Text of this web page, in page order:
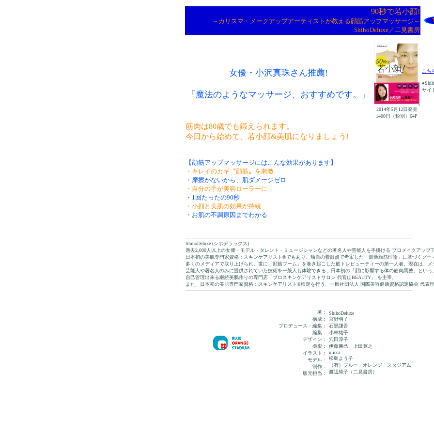
90秒で若小顔!
～カリスマ・メークアップアーティストが教える顔筋アップマッサージ～
ShihoDeluxe／二見書房
女優・小沢真珠さん推薦!
「魔法のようなマッサージ、おすすめです。」
2014年5月12日発売
1400円（税別）64P
こち
サイ
筋肉は80歳でも鍛えられます。
今日から始めて、若小顔&美肌になりましょう!
【顔筋アップマッサージにはこんな効果があります】
・キレイのカギ〝顔筋〟を刺激
・摩擦がないから、肌ダメージゼロ
・自分の手が美容ローラーに
・1回たったの90秒
・小顔と美肌の効果が持続
・お肌の不調原因までわかる
------------------------------------------------------------------------------------------------------------------------------------------------------------
ShihoDeluxe (シホデラックス)
過去2,000人以上の女優・モデル・タレント・ミュージシャンなどの著名人や芸能人を手掛ける プロメイクアップ
日本初の美肌専門家資格：スキンケアリスト®でもあり、独自の着眼点で考案した「最新顔筋理論」に基づくグー
多くのメディアで取り上げられ、世に「顔筋ブーム」を巻き起こした筋トレビューティーの第一人者。現在は、メ
芸能人や著名人のみに提供されていた技術を一般人も体験できる、日本初の「顔に影響する体の筋肉調整」という
自己管理出来る継続美肌作りの専門店「プロスキンケアリストサロン 代官山BEAUTY」 を主宰。
また、日本初の美肌専門家資格：スキンケアリスト®検定を行う、一般社団法人 国際美容健康資格認定協会 代表理
------------------------------------------------------------------------------------------------------------------------------------------------------------
著：
構成：
プロデュース・編集：
編集：
デザイン：
撮影：
イラスト：
モデル：
制作：
版元担当：
ShihoDeluxe
宮野明子
石黒謙吾
小林祐子
穴田淳子
伊藤勝己、上田寛之
micca
松島よう子
（有）ブルー・オレンジ・スタジアム
渡辺純子（二見書房）